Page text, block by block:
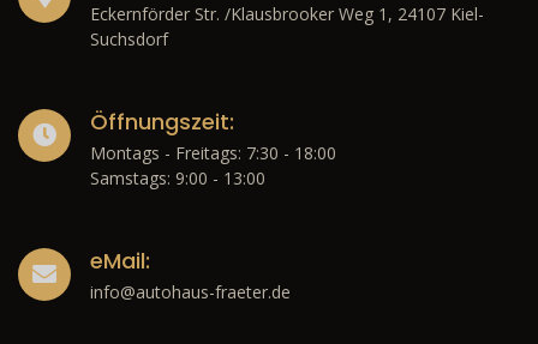
Eckernförder Str. /Klausbrooker Weg 1, 24107 Kiel-
Suchsdorf
Öffnungszeit:
Montags - Freitags: 7:30 - 18:00
Samstags: 9:00 - 13:00
eMail:
info@autohaus-fraeter.de